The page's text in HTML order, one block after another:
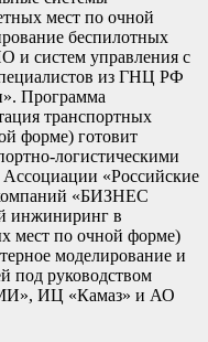
мест по очной
беспилотных
и систем управления с
из ГНЦ РФ
Программа
транспортных
форме) готовит
логистическими
Ассоциации «Российские
«БИЗНЕС
инжиниринг в
мест по очной форме)
моделирование и
под руководством
ИЦ «Камаз» и АО